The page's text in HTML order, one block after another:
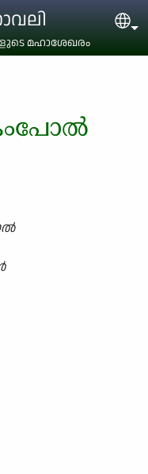
മഹാശേഖരം